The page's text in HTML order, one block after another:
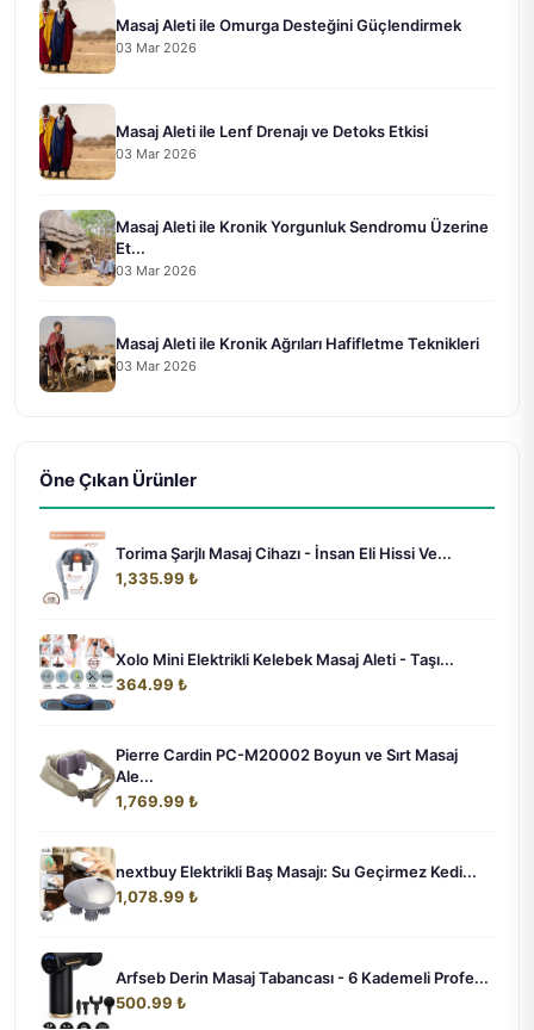
Masaj Aleti ile Omurga Desteğini Güçlendirmek
03 Mar 2026
Masaj Aleti ile Lenf Drenajı ve Detoks Etkisi
03 Mar 2026
Masaj Aleti ile Kronik Yorgunluk Sendromu Üzerine
Et...
03 Mar 2026
Masaj Aleti ile Kronik Ağrıları Hafifletme Teknikleri
03 Mar 2026
Öne Çıkan Ürünler
Torima Şarjlı Masaj Cihazı - İnsan Eli Hissi Ve...
1,335.99 ₺
Xolo Mini Elektrikli Kelebek Masaj Aleti - Taşı...
364.99 ₺
Pierre Cardin PC-M20002 Boyun ve Sırt Masaj
Ale...
1,769.99 ₺
nextbuy Elektrikli Baş Masajı: Su Geçirmez Kedi...
1,078.99 ₺
Arfseb Derin Masaj Tabancası - 6 Kademeli Profe...
500.99 ₺